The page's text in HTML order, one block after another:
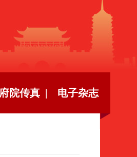
府院传真 | 电子杂志